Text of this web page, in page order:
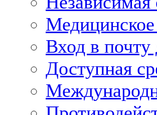
Вход в почту
Доступная